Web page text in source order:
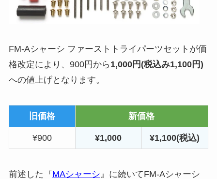
FM-Aシャーシ ファーストトライパーツセットが価
格改定により、900円から 1,000円(税込み1,100円)
への値上げとなります。
旧価格 新価格
¥900 ¥1,000 ¥1,100(税込)
前述した『MAシャーシ』に続いてFM-Aシャーシ